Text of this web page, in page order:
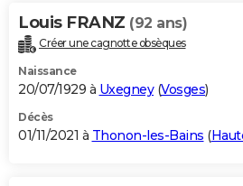
Louis FRANZ (92 ans)
Créer une cagnotte obsèques
Naissance
20/07/1929 à Uxegney(Vosges)
Décès
01/11/2021 à Thonon-les-Bains (